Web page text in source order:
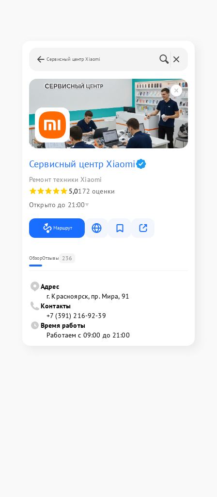
Сервисный центр Xiaomi
Сервисный центр Xiaomi
Ремонт техники Xiaomi
5,0172 оценки
Открыто до 21:00
Маршрут
ОбзорОтзывы 236
Адрес
г. Красноярск, ​пр. Мира, 91
Контакты
+7 (391) 216-92-39
Время работы
Работаем с 09:00 до 21:00